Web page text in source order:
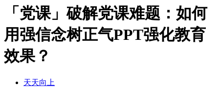
「党课」破解党课难题：如何
用强信念树正气PPT强化教育
效果？
天天向上